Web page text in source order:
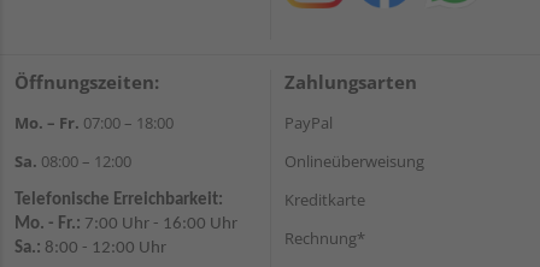
Öffnungszeiten:
Mo. – Fr. 07:00 – 18:00
Sa. 08:00 – 12:00
Telefonische Erreichbarkeit:
Mo. - Fr.: 7:00 Uhr - 16:00 Uhr
Sa.: 8:00 - 12:00 Uhr
Zahlungsarten
PayPal
Onlineüberweisung
Kreditkarte
Rechnung*